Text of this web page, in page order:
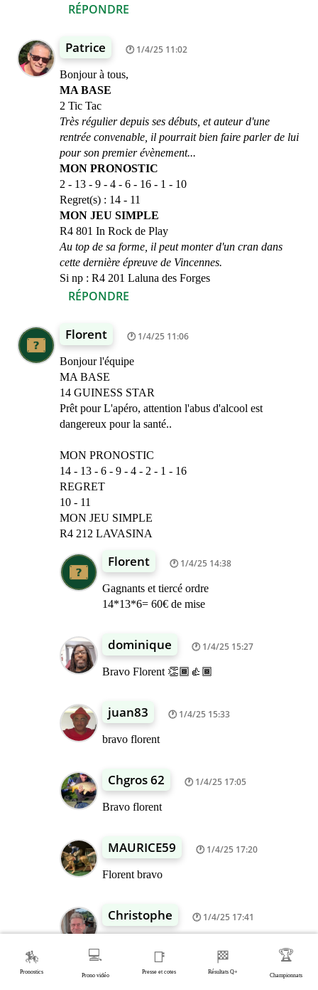
RÉPONDRE
Patrice 1/4/25 11:02
Bonjour à tous,
MA BASE
2 Tic Tac
Très régulier depuis ses débuts, et auteur d'une
rentrée convenable, il pourrait bien faire parler de lui
pour son premier évènement...
MON PRONOSTIC
2 - 13 - 9 - 4 - 6 - 16 - 1 - 10
Regret(s) : 14 - 11
MON JEU SIMPLE
R4 801 In Rock de Play
Au top de sa forme, il peut monter d'un cran dans
cette dernière épreuve de Vincennes.
Si np : R4 201 Laluna des Forges
RÉPONDRE
Florent 1/4/25 11:06
Bonjour l'équipe
MA BASE
14 GUINESS STAR
Prêt pour L'apéro, attention l'abus d'alcool est
dangereux pour la santé..
MON PRONOSTIC
14 - 13 - 6 - 9 - 4 - 2 - 1 - 16
REGRET
10 - 11
MON JEU SIMPLE
R4 212 LAVASINA
Florent 1/4/25 14:38
Gagnants et tiercé ordre
14*13*6= 60€ de mise
dominique 1/4/25 15:27
Bravo Florent 👏🏾👍🏾
juan83 1/4/25 15:33
bravo florent
Chgros 62 1/4/25 17:05
Bravo florent
MAURICE59 1/4/25 17:20
Florent bravo
Christophe 1/4/25 17:41
Laurent
🏇
Pronostics
💻
Prono vidéo
📑
Presse et cotes
🏁
Résultats Q+
🏆
Championnats